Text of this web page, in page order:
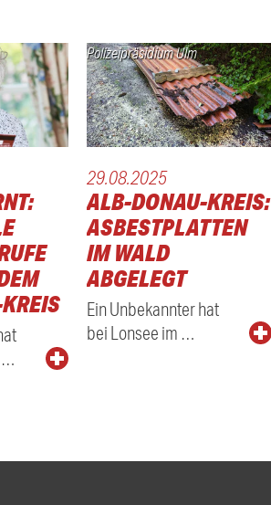
…
Polizeipräsidium Ulm
29.08.2025
ALB-DONAU-KREIS:
ASBESTPLATTEN
IM WALD
ABGELEGT
Ein Unbekannter hat
bei Lonsee im …